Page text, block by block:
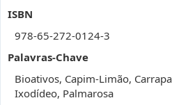
ISBN
978-65-272-0124-3
Palavras-Chave
Bioativos, Capim-Limão,
Ixodídeo, Palmarosa